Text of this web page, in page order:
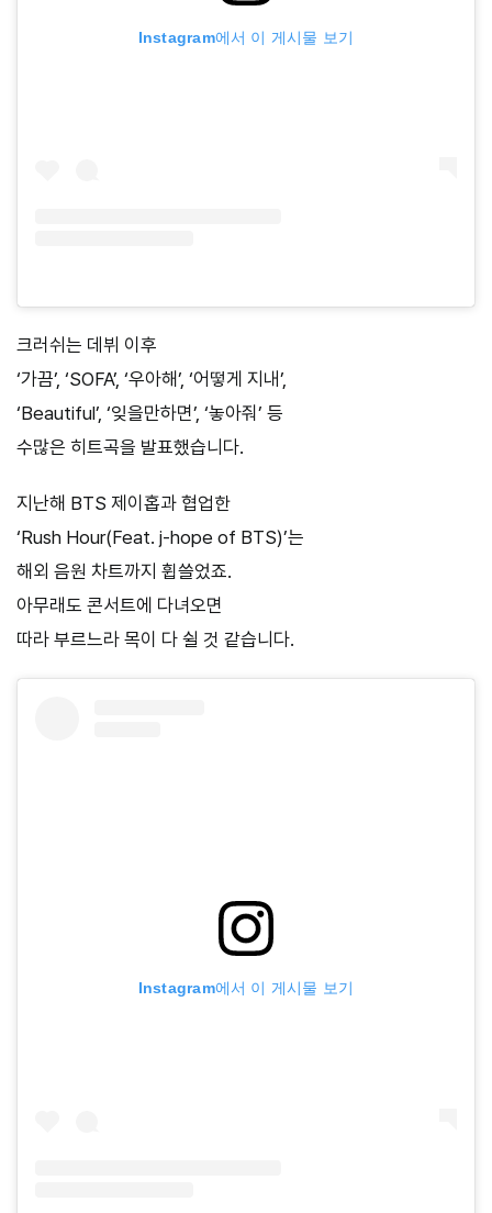
Instagram에서 이 게시물 보기
크러쉬는 데뷔 이후
‘가끔’, ‘SOFA’, ‘우아해’, ‘어떻게 지내’,
‘Beautiful’, ‘잊을만하면’, ‘놓아줘’ 등
수많은 히트곡을 발표했습니다.
지난해 BTS 제이홉과 협업한
‘Rush Hour(Feat. j-hope of BTS)’는
해외 음원 차트까지 휩쓸었죠.
아무래도 콘서트에 다녀오면
따라 부르느라 목이 다 쉴 것 같습니다.
Instagram에서 이 게시물 보기